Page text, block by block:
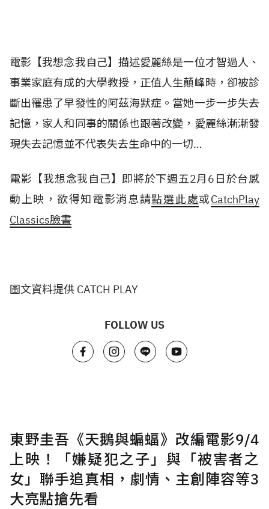
電影【我想念我自己】描述愛麗絲是一位才智過人、
事業家庭有成的大學教授，正值人生顛峰時，卻被診
斷出罹患了早發性的阿茲海默症。當她一步一步失去
記憶，家人和同事的關係也跟著改變，愛麗絲漸漸發
現失去記憶並不代表失去生命中的一切…
電影【我想念我自己】即將於下週五2月6日於台感
動上映，欲得知電影消息請點選此處或CatchPlay
Classics臉書
圖文資料提供 CATCH PLAY
FOLLOW US
東野圭吾《天鵝與蝙蝠》改編電影9/4
上映！「嫌疑犯之子」與「被害者之
女」聯手追真相，劇情、主創陣容等3
大亮點搶先看